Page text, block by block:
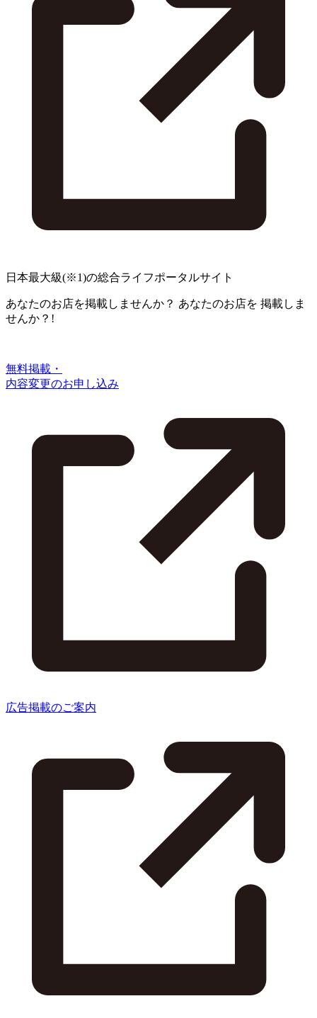
日本最大級(※1)の総合ライフポータルサイト
あなたのお店を掲載しませんか？ あなたのお店を 掲載しま
せんか？!
無料掲載・
内容変更のお申し込み
広告掲載のご案内